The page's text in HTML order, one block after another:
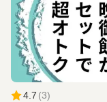
4.7 (3)